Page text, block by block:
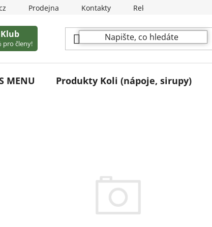
Prodejna Kontakty Reklamační podmínky
pro členy!
MENU Produkty Koli (nápoje, sirupy)